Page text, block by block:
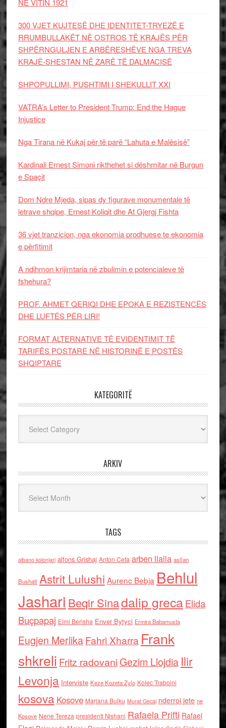
NË VITIN 1921
300 VJET KUJTESË DHE IDENTITET-TRYEZË E
RRUMBULLAKËT NË OSTROS TË KRAJËS PËR
SHPËRNGULJEN E ARBËRESHËVE NGA TREVA
KRAJË-SHESTAN NË ZARË TË DALMACISË
SHPOPULLIMI, PUSHTIMI I SHEKULLIT XXI
VATRA’s Letter to President Trump: End the Hague
Injustice
Nga Tirana në Kukaj për të parë “Lahuta e Malësisë”
Kardinali Ernest Simoni rikthehet si dëshmitar në Burgun
e Spaçit
Dom Ndre Mjeda, sipas dy figurave monumentale të
letrave shqipe, Ernest Koliqit dhe At Gjergj Fishta
36 vjet tranzicion, nga ekonomia prodhuese te ekonomia
e përfitimit
A ndihmon krijimtaria në zbulimin e potencialeve të
fshehura?
PROF. AHMET QERIQI DHE EPOKA E REZISTENCЁS
DHE LUFTЁS PЁR LIRI!
FORMAT ALTERNATIVE TË EVIDENTIMIT TË
TARIFËS POSTARE NË HISTORINË E POSTËS
SHQIPTARE
KATEGORITË
ARKIV
TAGS
albano kolonjari alfons Grishaj Anton Cefa arben llalla asllan
Bushati Astrit Lulushi Aurenc Bebja Behlul
Jashari Beqir Sinadalip grecaElida
Buçpapaj Elmi Berisha Enver Bytyci Ermira Babamusta
Eugjen MerlikaFahri Xharra Frank
shkreli Fritz radovaniGezim Llojdia Ilir
Levonja Interviste Keze Kozeta Zylo Kolec Traboini
kosova Kosove Marjana Bulku Murat Gecaj nderroi jete ne
Kosove Nene Tereza presidenti Nishani Rafaela Prifti Rafael